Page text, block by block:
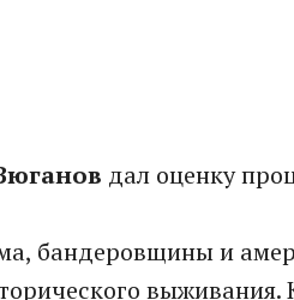
дал оценку
бандеровщины и